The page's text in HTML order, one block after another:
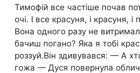
Тимофій все частіше почав
очі. І все красуня, і красуня, і
Вона одного разу не
бачиш погано? Яка я тобі
роззуй.Він здивувався: — А
гожа — Дуся повернула